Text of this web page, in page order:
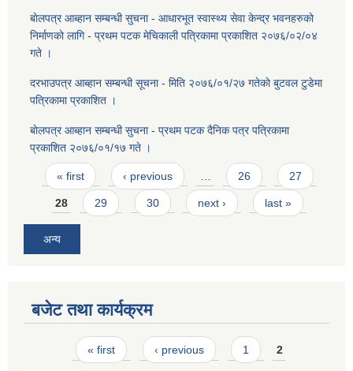
बाेलपत्र आब्हान सम्बन्धी सुचना - आधारभूत स्वास्थ्य सेवा केन्द्र भवनहरुकाे
निर्माणकाे लागि - प्रथम पटक मेचिकाली पत्रिकामा प्रकाशित २०७६/०२/०४
गते ।
दरभाउपत्र आब्हान सम्बन्धी सूचना - मिति २०७६/०१/२७ गतेकाे बुटवल टुडेमा
पत्रिकामा प्रकाशित ।
बाेलपत्र आब्हान सम्बन्धी सुचना - प्रथम पटक दैनिक पत्र पत्रिकामा
प्रकाशित २०७६/०१/१७ गते ।
Pages
« first ‹ previous 26 27
28 29 30 next › last »
अन्य
बजेट तथा कार्यक्रम
Pages« first ‹ previous 1 2